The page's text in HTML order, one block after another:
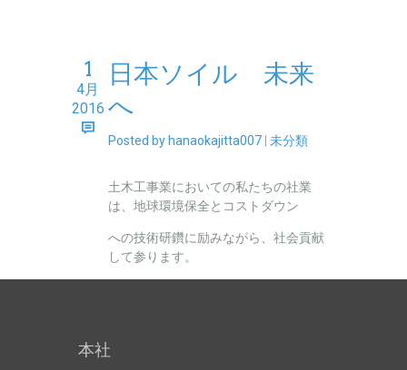
1
4月
2016
日本ソイル 未来
へ
Posted by hanaokajitta007 未分類
土木工事業においての私たちの社業
は、地球環境保全とコストダウン
への技術研鑽に励みながら、社会貢献
して参ります。
本社